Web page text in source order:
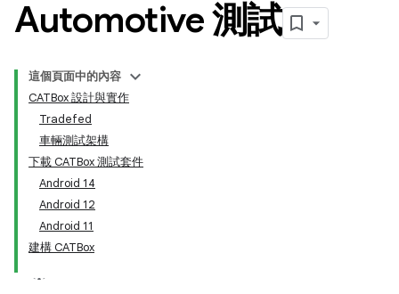
Automotive 測試
這個頁面中的內容
CATBox 設計與實作
Tradefed
車輛測試架構
下載 CATBox 測試套件
Android 14
Android 12
Android 11
建構 CATBox